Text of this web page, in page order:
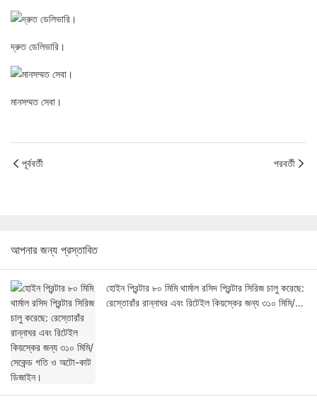
দ্রুত ডেলিভারি।
মানসম্মত সেবা।
পূর্ববর্তী পরবর্তী
আপনার জন্য প্রস্তাবিত
হোইন প্রিন্টার ৮০ মিমি থার্মাল রসিদ প্রিন্টার সিরিজ চালু করেছে:
রেস্তোরাঁর রান্নাঘর এবং রিটেইল কিয়স্কের জন্য ৩১০ মিমি/